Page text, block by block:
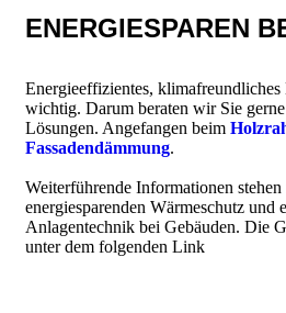
ENERGIESPAREN
Energieeffizientes, klimafreundliches
wichtig. Darum beraten wir Sie
Lösungen. Angefangen beim
Fassadendämmung.
Weiterführende Informationen
energiesparenden Wärmeschutz und
Anlagentechnik bei Gebäuden. Die
unter dem folgenden Link